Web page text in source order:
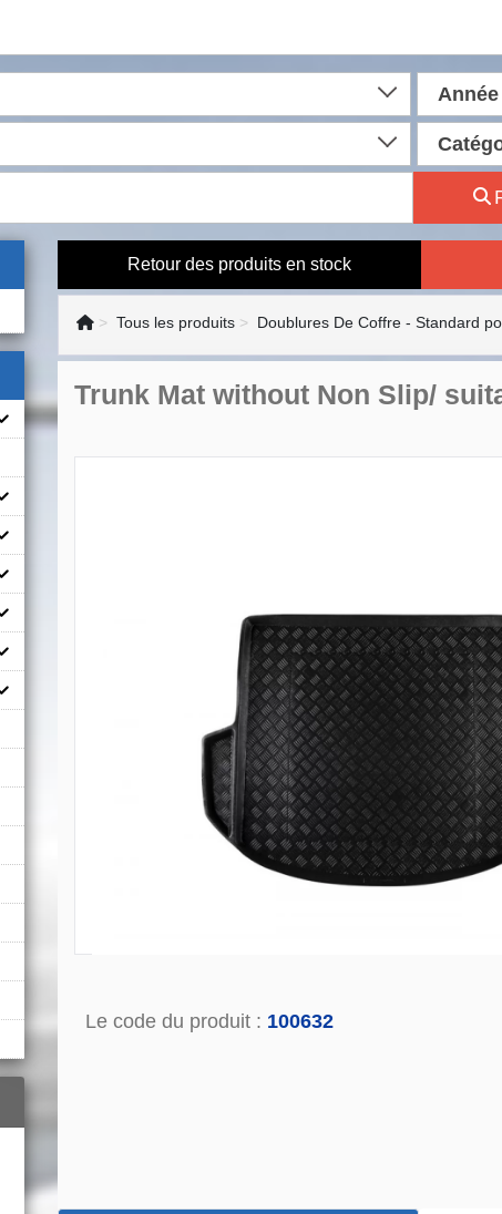
Année
Retour des produits en stock
Tous les produits Doublures De Coffre - Standard
Trunk Mat without Non Slip/
Le code du produit : 100632